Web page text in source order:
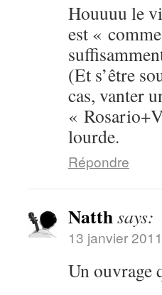
Houuuu le
est «
(Et s’être
cas, vanter
«
lourde.
Répondre
Natthsays:
13 janvier
Un ouvrage